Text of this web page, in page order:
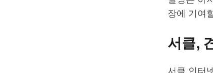
장에 기여
서클,